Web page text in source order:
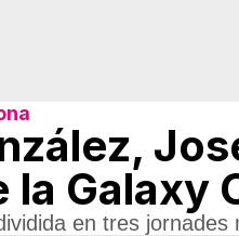
la Galaxy
en tres